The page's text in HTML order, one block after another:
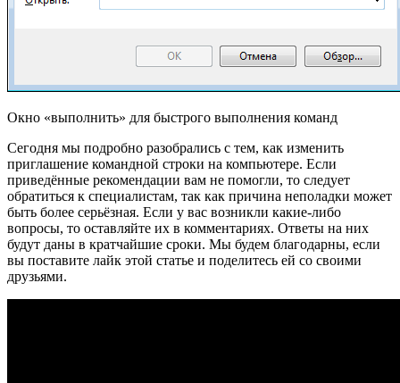
Окно «выполнить» для быстрого выполнения команд
Сегодня мы подробно разобрались с тем, как изменить
приглашение командной строки на компьютере. Если
приведённые рекомендации вам не помогли, то следует
обратиться к специалистам, так как причина неполадки может
быть более серьёзная. Если у вас возникли какие-либо
вопросы, то оставляйте их в комментариях. Ответы на них
будут даны в кратчайшие сроки. Мы будем благодарны, если
вы поставите лайк этой статье и поделитесь ей со своими
друзьями.